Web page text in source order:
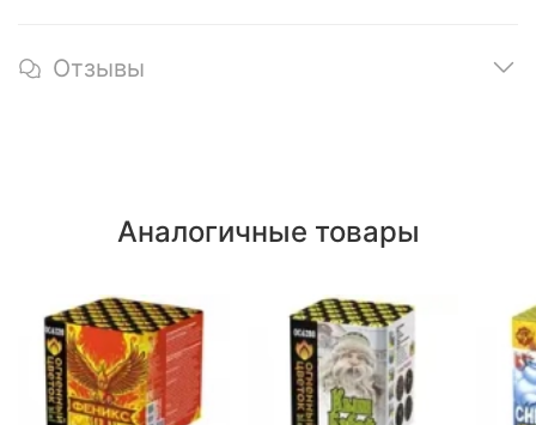
Отзывы
Аналогичные товары